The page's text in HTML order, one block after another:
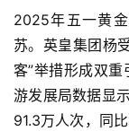
2025年五一黄
苏。英皇集团杨
客”举措形成双
游发展局数据显
91.3万人次，同